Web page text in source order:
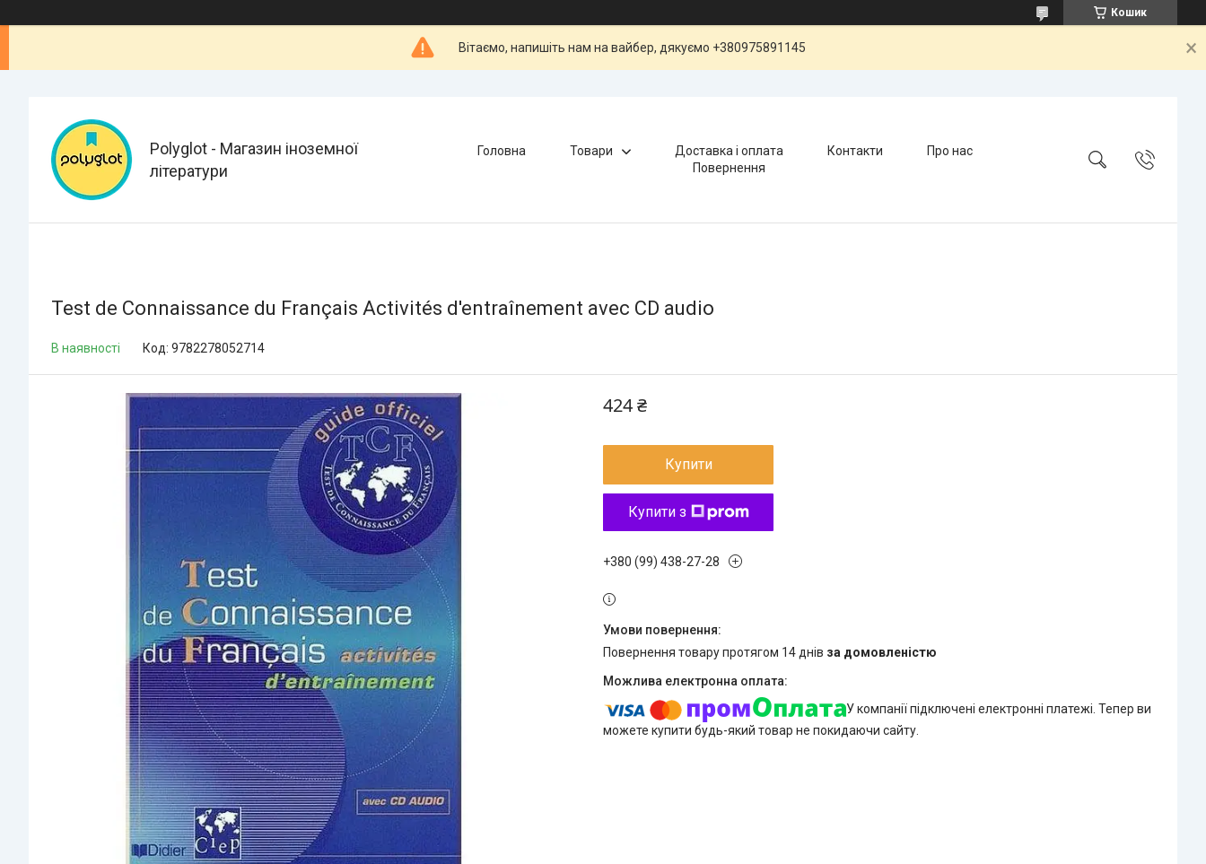
Кошик
Вітаємо, напишіть нам на вайбер, дякуємо +380975891145
Polyglot - Магазин іноземної
літератури
Головна Товари Доставка і оплата Контакти
Про нас
Повернення
Test de Connaissance du Français Activités d'entraînement avec CD audio
В наявності Код: 9782278052714
424 ₴
Купити
Купити з
+380 (99) 438-27-28
повернення товару протягом 14 днів за домовленістю
У компанії підключені електронні платежі. Тепер ви
можете купити будь-який товар не покидаючи сайту.